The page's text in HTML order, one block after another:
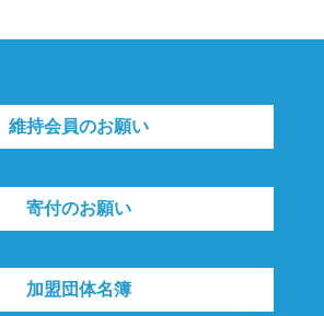
維持会員のお願い
寄付のお願い
加盟団体名簿